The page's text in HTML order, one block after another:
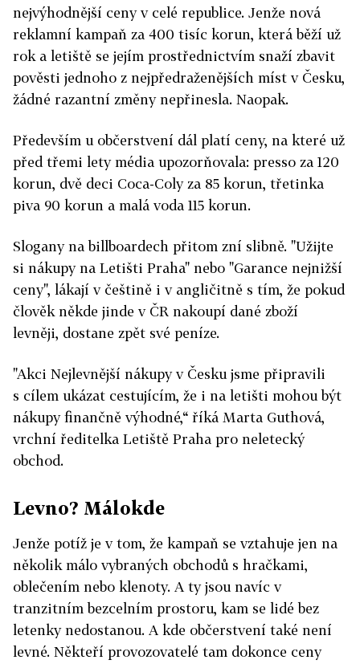
nejvýhodnější ceny v celé republice. Jenže nová
reklamní kampaň za 400 tisíc korun, která běží už
rok a letiště se jejím prostřednictvím snaží zbavit
pověsti jednoho z nejpředraženějších míst v Česku,
žádné razantní změny nepřinesla. Naopak.
Především u občerstvení dál platí ceny, na které už
před třemi lety média upozorňovala: presso za 120
korun, dvě deci Coca-Coly za 85 korun, třetinka
piva 90 korun a malá voda 115 korun.
Slogany na billboardech přitom zní slibně. "Užijte
si nákupy na Letišti Praha" nebo "Garance nejnižší
ceny", lákají v češtině i v angličitně s tím, že pokud
člověk někde jinde v ČR nakoupí dané zboží
levněji, dostane zpět své peníze.
"Akci Nejlevnější nákupy v Česku jsme připravili
s cílem ukázat cestujícím, že i na letišti mohou být
nákupy finančně výhodné,“ říká Marta Guthová,
vrchní ředitelka Letiště Praha pro neletecký
obchod.
Levno? Málokde
Jenže potíž je v tom, že kampaň se vztahuje jen na
několik málo vybraných obchodů s hračkami,
oblečením nebo klenoty. A ty jsou navíc v
tranzitním bezcelním prostoru, kam se lidé bez
letenky nedostanou. A kde občerstvení také není
levné. Někteří provozovatelé tam dokonce ceny